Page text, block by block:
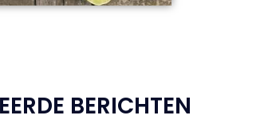
BERICHTEN